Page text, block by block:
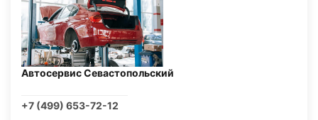
Автосервис Севастопольский
+7 (499) 653-72-12